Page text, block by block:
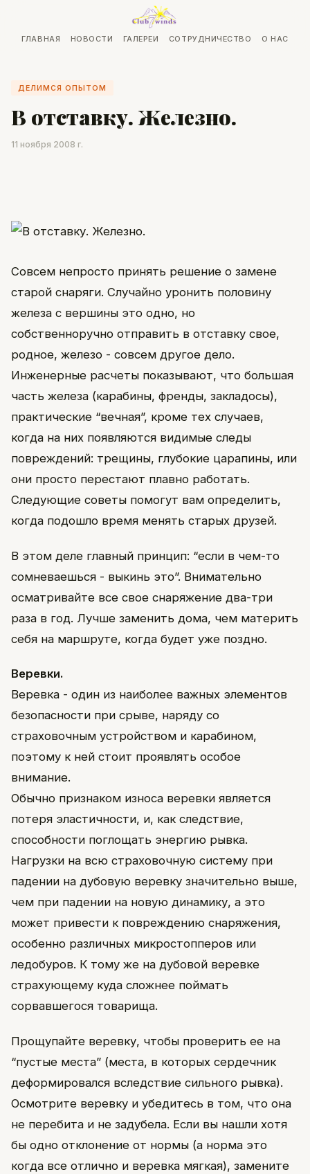
ГЛАВНАЯ НОВОСТИ ГАЛЕРЕИ СОТРУДНИЧЕСТВО О НАС
ДЕЛИМСЯ ОПЫТОМ
В отставку. Железно.
11 ноября 2008 г.
Совсем непросто принять решение о замене
старой снаряги. Случайно уронить половину
железа с вершины это одно, но
собственноручно отправить в отставку свое,
родное, железо - совсем другое дело.
Инженерные расчеты показывают, что большая
часть железа (карабины, френды, закладосы),
практические “вечная”, кроме тех случаев,
когда на них появляются видимые следы
повреждений: трещины, глубокие царапины, или
они просто перестают плавно работать.
Следующие советы помогут вам определить,
когда подошло время менять старых друзей.
В этом деле главный принцип: “если в чем-то
сомневаешься - выкинь это”. Внимательно
осматривайте все свое снаряжение два-три
раза в год. Лучше заменить дома, чем материть
себя на маршруте, когда будет уже поздно.
Веревки.
Веревка - один из наиболее важных элементов
безопасности при срыве, наряду со
страховочным устройством и карабином,
поэтому к ней стоит проявлять особое
внимание.
Обычно признаком износа веревки является
потеря эластичности, и, как следствие,
способности поглощать энергию рывка.
Нагрузки на всю страховочную систему при
падении на дубовую веревку значительно выше,
чем при падении на новую динамику, а это
может привести к повреждению снаряжения,
особенно различных микростопперов или
ледобуров. К тому же на дубовой веревке
страхующему куда сложнее поймать
сорвавшегося товарища.
Прощупайте веревку, чтобы проверить ее на
“пустые места” (места, в которых сердечник
деформировался вследствие сильного рывка).
Осмотрите веревку и убедитесь в том, что она
не перебита и не задубела. Если вы нашли хотя
бы одно отклонение от нормы (а норма это
когда все отлично и веревка мягкая), замените